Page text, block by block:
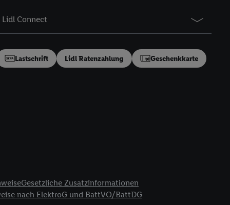
Lidl Connect
Lastschrift Lidl Ratenzahlung Geschenkkarte
Gesetzliche Zusatzinformationen
nach ElektroG und BattVO/BattDG
(nur für
Utiq.
sämtlicher
Ihre Einwilligung
gilt auch für die
für Werbung und
Quellen,
Informationen,
von oder